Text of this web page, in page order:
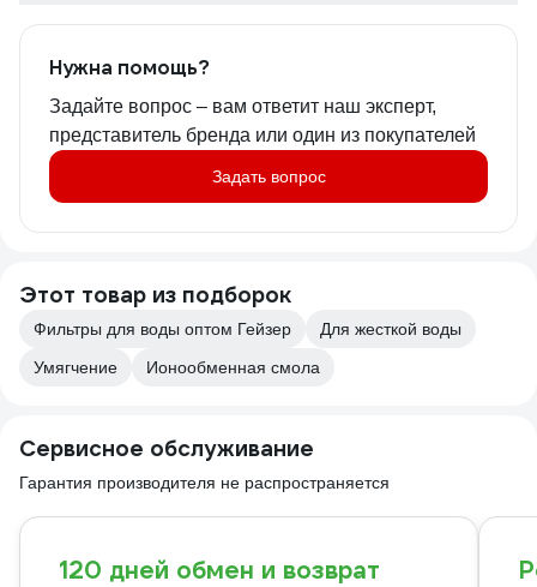
Нужна помощь?
Задайте вопрос – вам ответит наш эксперт,
представитель бренда или один из покупателей
Задать вопрос
Этот товар из подборок
Фильтры для воды оптом Гейзер
Для жесткой воды
Умягчение
Ионообменная смола
Сервисное обслуживание
Гарантия производителя не распространяется
120 дней обмен и возврат